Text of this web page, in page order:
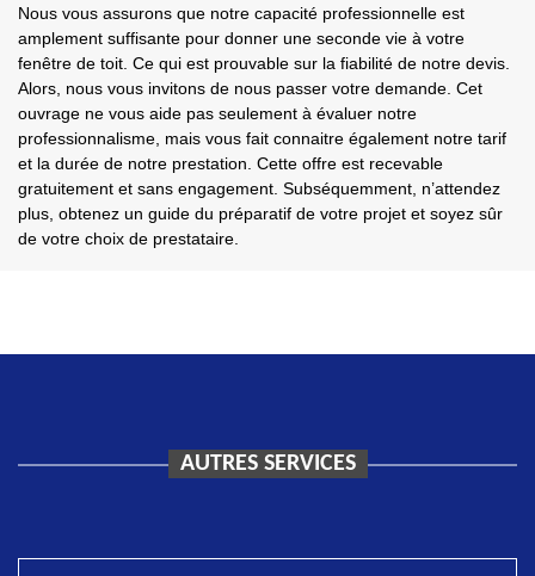
Nous vous assurons que notre capacité professionnelle est
amplement suffisante pour donner une seconde vie à votre
fenêtre de toit. Ce qui est prouvable sur la fiabilité de notre devis.
Alors, nous vous invitons de nous passer votre demande. Cet
ouvrage ne vous aide pas seulement à évaluer notre
professionnalisme, mais vous fait connaitre également notre tarif
et la durée de notre prestation. Cette offre est recevable
gratuitement et sans engagement. Subséquemment, n’attendez
plus, obtenez un guide du préparatif de votre projet et soyez sûr
de votre choix de prestataire.
AUTRES SERVICES